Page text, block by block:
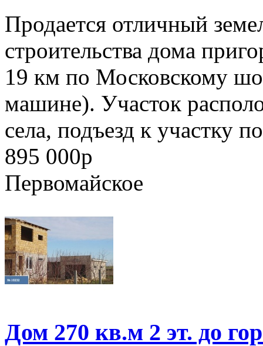
Продается отличный
строительства дома
19 км по Московскому
машине). Участок
села, подъезд к участку
895 000p
Первомайское
Дом 270 кв.м 2 эт. до